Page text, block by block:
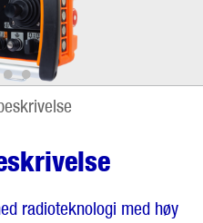
••
radioteknologi med høy